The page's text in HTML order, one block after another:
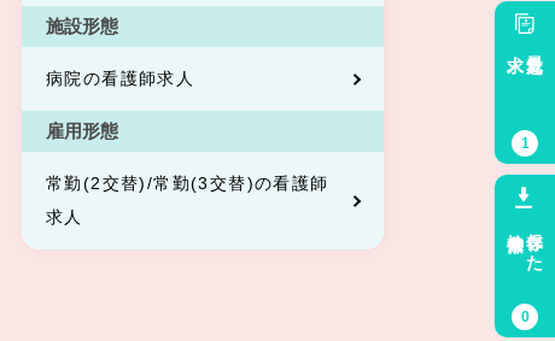
施設形態
病院の看護師求人
雇用形態
常勤(2交替)/常勤(3交替)の看護師
求人
最近見た
1
保存した
0